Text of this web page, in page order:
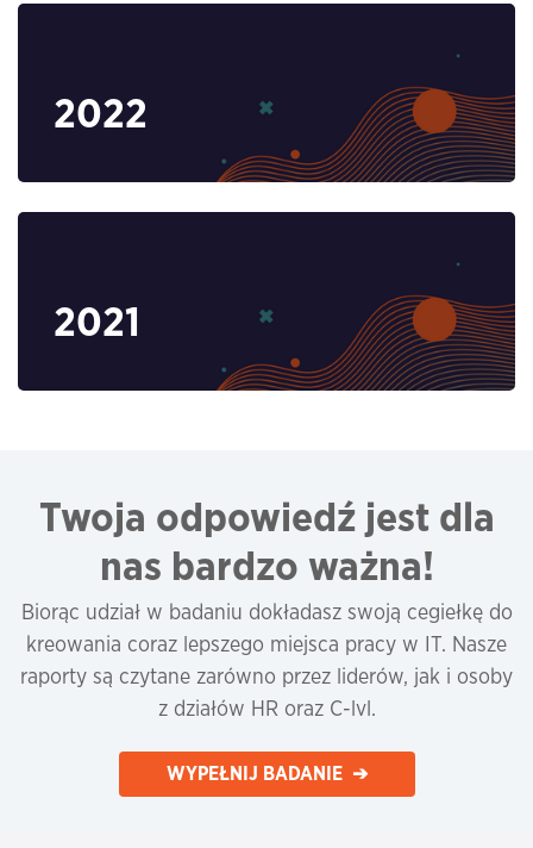
2022
2021
Twoja odpowiedź jest dla
nas bardzo ważna!
Biorąc udział w badaniu dokładasz swoją cegiełkę do
kreowania coraz lepszego miejsca pracy w IT. Nasze
raporty są czytane zarówno przez liderów, jak i osoby
z działów HR oraz C-lvl.
WYPEŁNIJ BADANIE ➔